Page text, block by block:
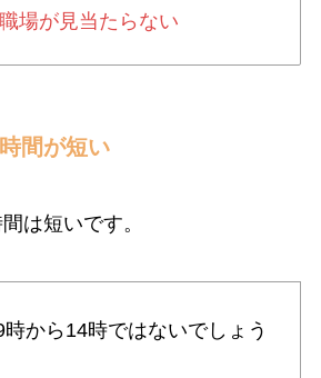
場が見当たらない
間が短い
は短いです。
から14時ではないでしょう